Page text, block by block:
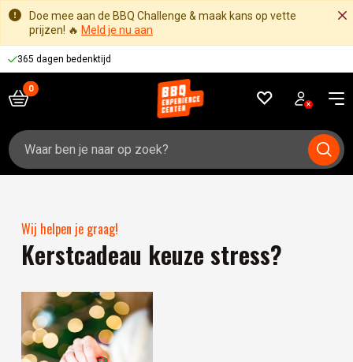
Doe mee aan de BBQ Challenge & maak kans op vette
prijzen! 🔥 Meld je nu aan
365 dagen bedenktijd
Zoeken
naar:
Wij helpen je graag!
Kerstcadeau keuze stress?